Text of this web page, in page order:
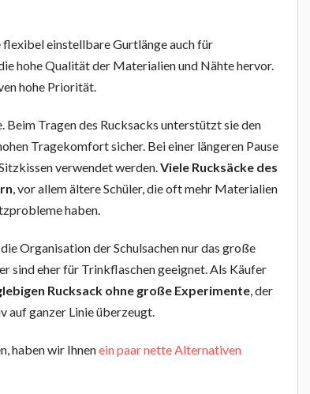
einstellbare Gurtlänge auch für
hohe Qualität der Materialien und Nähte hervor.
hohe Priorität.
Tragen des Rucksacks unterstützt sie den
Tragekomfort sicher. Bei einer längeren Pause
verwendet werden.Viele Rucksäcke des
, vor allem ältere Schüler, die oft mehr Materialien
haben.
Organisation der Schulsachen nur das große
sind eher für Trinkflaschen geeignet. Als Käufer
Rucksack ohne große Experimente, der
auf ganzer Linie überzeugt.
haben wir Ihnenein paar nette Alternativen